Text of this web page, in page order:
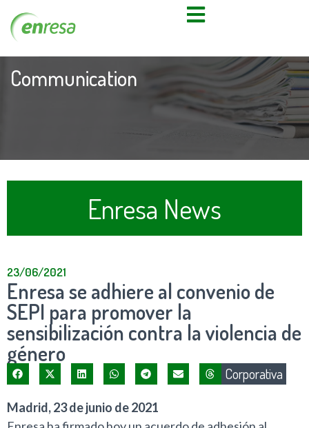
Communication
Enresa News
23/06/2021
Enresa se adhiere al convenio de
SEPI para promover la
sensibilización contra la violencia de
género
Corporativa
Madrid, 23 de junio de 2021